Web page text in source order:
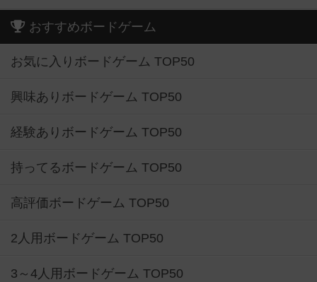
おすすめボードゲーム
お気に入りボードゲーム TOP50
興味ありボードゲーム TOP50
経験ありボードゲーム TOP50
持ってるボードゲーム TOP50
高評価ボードゲーム TOP50
2人用ボードゲーム TOP50
3～4人用ボードゲーム TOP50